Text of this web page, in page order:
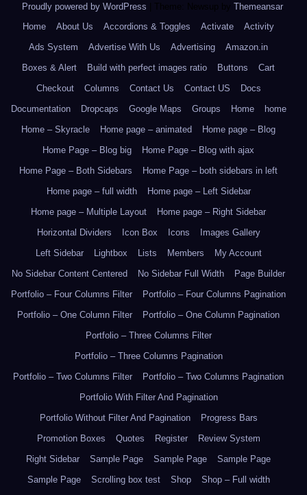
Proudly powered by WordPress Theme: Newsup by Themeansar.
Home
About Us Accordions & Toggles Activate
Activity
Ads System
Advertise With Us Advertising
Amazon.in
Boxes & Alert
Build with perfect images ratio Buttons
Cart
Checkout
Columns Contact Us Contact US
Docs
Documentation
Dropcaps Google Maps Groups Home
home
Home – Skyracle
Home page – animated
Home page – Blog
Home Page – Blog big
Home Page – Blog with ajax
Home Page – Both Sidebars
Home Page – both sidebars in left
Home page – full width
Home page – Left Sidebar
Home page – Multiple Layout
Home page – Right Sidebar
Horizontal Dividers
Icon Box Icons
Images Gallery
Left Sidebar
Lightbox Lists Members
My Account
No Sidebar Content Centered
No Sidebar Full Width
Page Builder
Portfolio – Four Columns Filter
Portfolio – Four Columns Pagination
Portfolio – One Column Filter
Portfolio – One Column Pagination
Portfolio – Three Columns Filter
Portfolio – Three Columns Pagination
Portfolio – Two Columns Filter
Portfolio – Two Columns Pagination
Portfolio With Filter And Pagination
Portfolio Without Filter And Pagination
Progress Bars
Promotion Boxes
Quotes Register
Review System
Right Sidebar
Sample Page Sample Page
Sample Page
Sample Page
Scrolling box test Shop
Shop – Full width